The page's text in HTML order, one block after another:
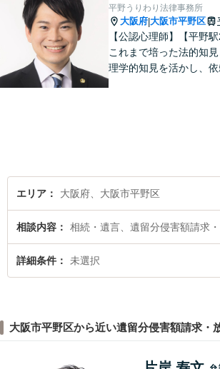
平野うりわり法律事務所
大阪府|大阪市平野区
【公認心理師】【平野駅
これまで培った法的知
理学的知見を活かし、依
エリア 大阪府、大阪市平野区
相談内容 相続・遺言、遺留分侵害額請求
詳細条件 未選択
大阪市平野区から近い遺留分侵害額請求・